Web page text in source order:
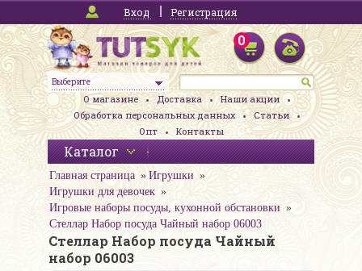
Вход Регистрация
Выберите
0
О магазине Доставка
Наши акции
Обработка персональных данных
Статьи
Опт
Контакты
Каталог
Главная страница
Игрушки
Игрушки для девочек
Игровые наборы посуды, кухонной обстановки
Стеллар Набор посуда Чайный набор 06003
Стеллар Набор посуда Чайный
набор 06003